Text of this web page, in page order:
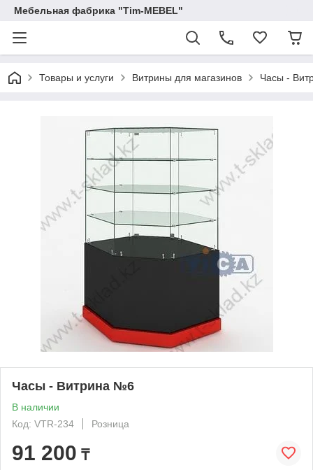
Мебельная фабрика "Tim-MEBEL"
Товары и услуги Витрины для магазинов Часы -
Часы - Витрина №6
В наличии
Код: VTR-234
Розница
91 200 ₸